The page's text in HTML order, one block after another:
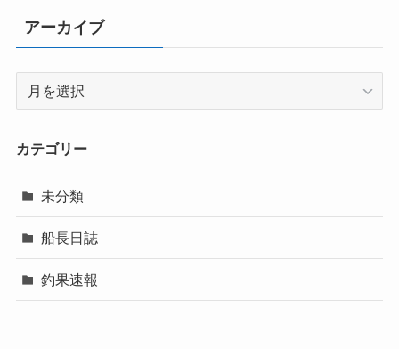
アーカイブ
イ
カテゴリー
未分類
船長日誌
釣果速報